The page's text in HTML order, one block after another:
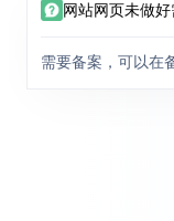
网站网页未做
需要备案，可以在